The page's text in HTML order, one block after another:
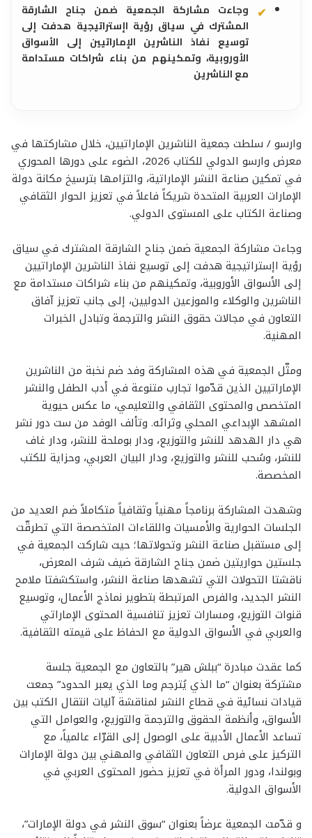
وجاءت مشاركة الجمعية ضمن جناح الشارقة
المشترك في سياق رؤية اإستراتيجية هدفت إلى
توسيع نفاذ الناشرين الإماراتيين إلى الأسواق
الأوروبية، وتمكينهم من بناء شراكات مستدامة
مع الناشرين
وارسو / سلطت جمعية الناشرين الإماراتيين، خلال مشاركتها في
معرض وارسو الدولي للكتاب 2026، الضوء على دورها المحوري
في تمكين صناعة النشر الإماراتية، والتزامها بترسيخ مكانة دولة
الإمارات العربية المتحدة شريكاً فاعلاً في تعزيز الحوار الثقافي
وصناعة الكتاب على المستوى الدولي.
وجاءت مشاركة الجمعية ضمن جناح الشارقة المشترك في سياق
رؤية اإستراتيجية هدفت إلى توسيع نفاذ الناشرين الإماراتيين
إلى الأسواق الأوروبية، وتمكينهم من بناء شراكات مستدامة مع
الناشرين والوكلاء والموزعين الدوليين، إلى جانب تعزيز آفاق
التعاون في مجالات حقوق النشر والترجمة وتبادل الخبرات
المهنية.
ومثّل الجمعية في هذه المشاركة وفد ضم نخبة من الناشرين
الإماراتيين الذين قدّموا تجارب متنوعة في أدب الطفل والنشر
المتخصص والمحتوى الثقافي والتعليمي، ما عكس حيوية
المشهد الإبداعي المحلي وثرائه. وتألف الوفد من ست دور نشر
هي دار الهدهد للنشر والتوزيع، ودار بوملحة للنشر، ودار غاف
للنشر، وسُحب للنشر والتوزيع، ودار البيان العربي، وحزاية للكتب
المخصصة.
وشهدت المشاركة برنامجاً مهنياً وثقافياً متكاملاً ضم العديد من
الجلسات الحوارية والأمسيات واللقاءات المتخصصة التي تطرقّت
إلى مستقبل صناعة النشر وتحولاتها؛ حيث شاركت الجمعية في
جلستين حواريتين ضمن جناح الشارقة ضيف شرف المعرض،
ناقشتا التحولات التي تشهدها صناعة النشر، واستكشفتا ملامح
النشر الجديد، والفرص المرتبطة بتطوير نماذج الأعمال، وتوسيع
قنوات التوزيع، ومسارات تعزيز تنافسية المحتوى الإماراتي
والعربي في الأسواق الدولية مع الحفاظ على قيمته الثقافية.
كما عقدت مبادرة “ببلش هير” بالتعاون مع الجمعية جلسة
مشتركة بعنوان “ما الذي يُترجم وما الذي يعبر الحدود” جمعت
قيادات نسائية في قطاع النشر لمناقشة آليات انتقال الكتب بين
الأسواق، وأنظمة الحقوق والترجمة والتوزيع، والعوامل التي
تساعد الأعمال الأدبية على الوصول إلى القرّاء عالمياً، مع
التركيز على فرص التعاون الثقافي والمهني بين دولة الإمارات
وبولندا، ودور المرأة في تعزيز حضور المحتوى العربي في
الأسواق الدولية.
و قدّمت الجمعية عرضاً بعنوان “سوق النشر في دولة الإمارات”،